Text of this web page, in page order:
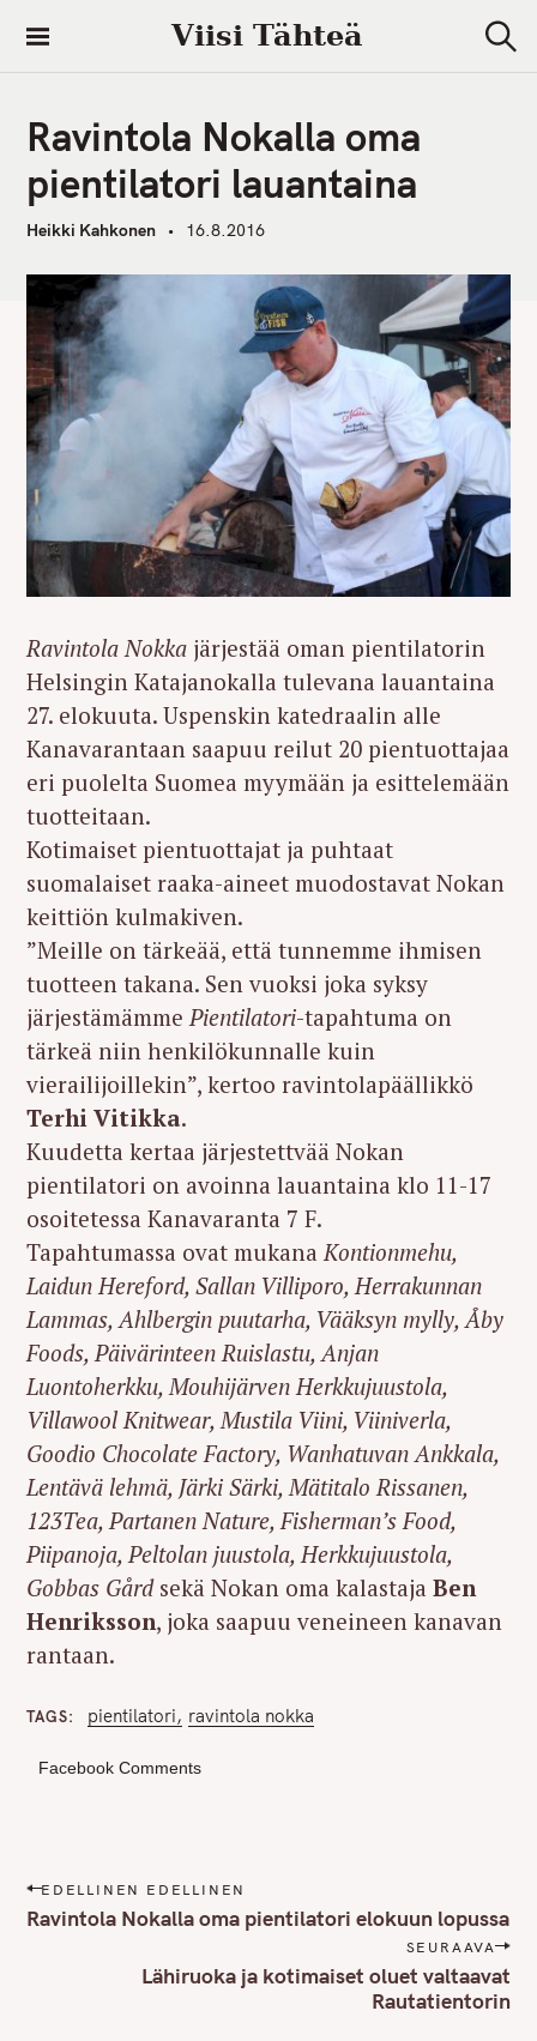
i
Viisi Tähteä
e
Ravintola Nokalla oma
pientilatori lauantaina
Heikki Kahkonen 16.8.2016
Ravintola Nokka järjestää oman pientilatorin
Helsingin Katajanokalla tulevana lauantaina
27. elokuuta. Uspenskin katedraalin alle
Kanavarantaan saapuu reilut 20 pientuottajaa
eri puolelta Suomea myymään ja esittelemään
tuotteitaan.
Kotimaiset pientuottajat ja puhtaat
suomalaiset raaka-aineet muodostavat Nokan
keittiön kulmakiven.
”Meille on tärkeää, että tunnemme ihmisen
tuotteen takana. Sen vuoksi joka syksy
järjestämämmePientilatori-tapahtuma on
tärkeä niin henkilökunnalle kuin
vierailijoillekin”, kertoo ravintolapäällikkö
Terhi Vitikka.
Kuudetta kertaa järjestettvää Nokan
pientilatori on avoinna lauantaina klo 11-17
osoitetessa Kanavaranta 7 F.
Tapahtumassa ovat mukanaKontionmehu,
Laidun Hereford, Sallan Villiporo, Herrakunnan
Lammas, Ahlbergin puutarha, Vääksyn mylly, Åby
Foods, Päivärinteen Ruislastu, Anjan
Luontoherkku, Mouhijärven Herkkujuustola,
Villawool Knitwear, Mustila Viini, Viiniverla,
Goodio Chocolate Factory, Wanhatuvan Ankkala,
Lentävä lehmä, Järki Särki, Mätitalo Rissanen,
123Tea, Partanen Nature, Fisherman’s Food,
Piipanoja, Peltolan juustola, Herkkujuustola,
Gobbas Gårdsekä Nokan oma kalastaja Ben
Henriksson, joka saapuu veneineen kanavan
rantaan.
TAGS pientilatori ravintola nokka
Facebook Comments
P
o
EDELLINEN EDELLINEN
Ravintola Nokalla oma pientilatori elokuun lopussa
SEURAAVA
Lähiruoka ja kotimaiset oluet valtaavat
Rautatientorin